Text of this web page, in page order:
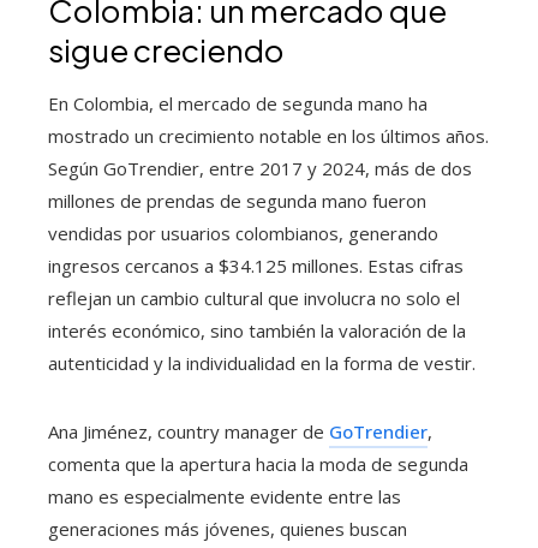
Colombia: un mercado que
sigue creciendo
En Colombia, el mercado de segunda mano ha
mostrado un crecimiento notable en los últimos años.
Según GoTrendier, entre 2017 y 2024, más de dos
millones de prendas de segunda mano fueron
vendidas por usuarios colombianos, generando
ingresos cercanos a $34.125 millones. Estas cifras
reflejan un cambio cultural que involucra no solo el
interés económico, sino también la valoración de la
autenticidad y la individualidad en la forma de vestir.
Ana Jiménez, country manager de GoTrendier,
comenta que la apertura hacia la moda de segunda
mano es especialmente evidente entre las
generaciones más jóvenes, quienes buscan